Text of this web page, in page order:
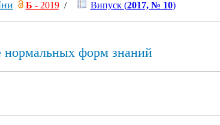
Б - 2019/ Випуск (2017, № 10)
нормальных форм знаний